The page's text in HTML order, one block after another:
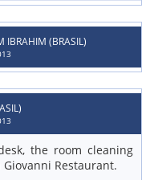
IBRAHIM (BRASIL)
the room cleaning
Restaurant.